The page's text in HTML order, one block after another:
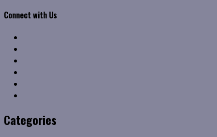
Connect with Us
Categories